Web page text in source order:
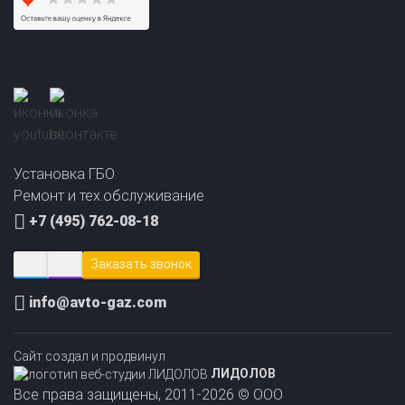
Прайс-лист на
Онлайн подбор ГБО
Установка ГБО
Ремонт и тех.обслуживание
+7 (495) 762-08-18
Заказать звонок
info@avto-gaz.com
Сайт создал и продвинул
ЛИДОЛОВ
Все права защищены, 2011-2026 © ООО